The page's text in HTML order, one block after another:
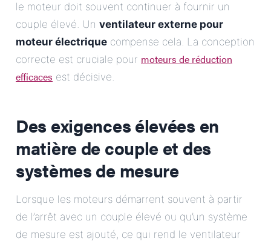
le moteur doit souvent continuer à fournir un
couple élevé. Un ventilateur externe pour
moteur électrique compense cela. La conception
correcte est cruciale pour moteurs de réduction
efficaces est décisive.
Des exigences élevées en
matière de couple et des
systèmes de mesure
Lorsque les moteurs démarrent souvent à partir
de l’arrêt avec un couple élevé ou qu’un système
de mesure est ajouté, ce qui rend le ventilateur